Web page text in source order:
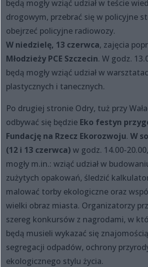
będą mogły wziąć udział w teście
drogowym, przebrać się w policyjne
obejrzeć policyjne radiowozy.
W niedzielę, 13 czerwca, zajęcia
Młodzieży PCE Szczecin. W godz.
będą mogły wziąć udział w
plastycznych i tanecznych.
Po drugiej stronie Odry, tuż przy
odbywać się będzie Eko festyn
Fundację na Rzecz Ekorozwoju. W
(12 i 13 czerwca) w godz. 14.00-
mogły m.in.: wziąć udział w
zużytych opakowań, śledzić
malować torby ekologiczne oraz
wielki obraz miasta. Organizatorzy
szereg konkursów z nagrodami, w
będą musieli wykazać się
segregacji odpadów, ochrony
ekologicznego stylu życia.